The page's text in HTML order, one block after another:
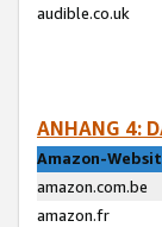
audible.co.uk
ANHANG 4:
Amazon-
amazon.com.be
amazon.fr